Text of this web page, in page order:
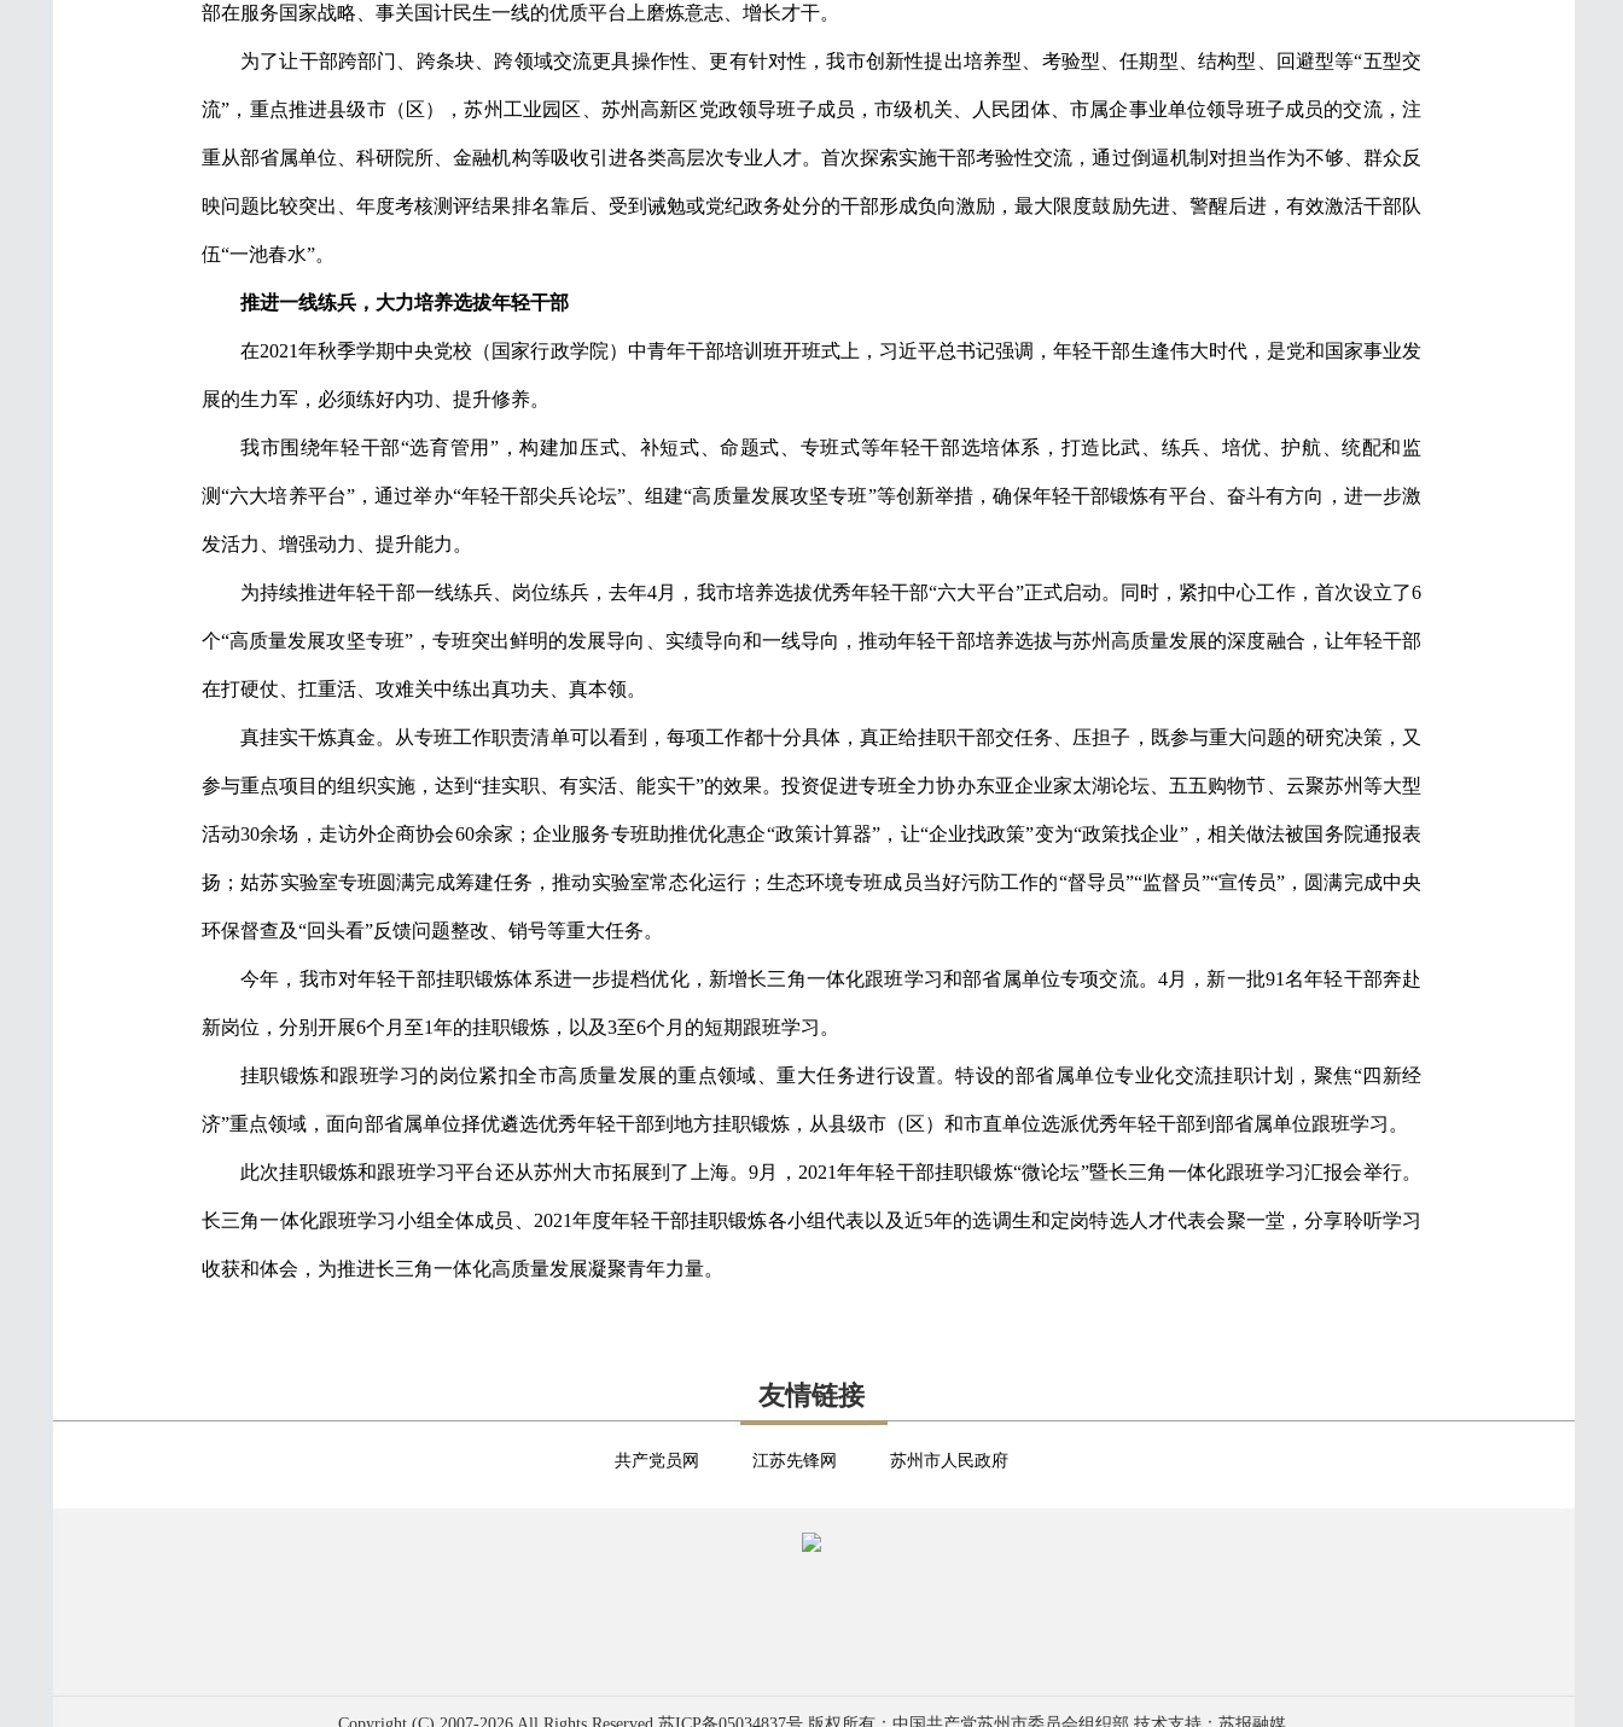
部在服务国家战略、事关国计民生一线的优质平台上磨炼意志、增长才干。
为了让干部跨部门、跨条块、跨领域交流更具操作性、更有针对性，我市创新性提出培养型、考验型、任期型、结构型、回避型等“五型交
流”，重点推进县级市（区），苏州工业园区、苏州高新区党政领导班子成员，市级机关、人民团体、市属企事业单位领导班子成员的交流，注
重从部省属单位、科研院所、金融机构等吸收引进各类高层次专业人才。首次探索实施干部考验性交流，通过倒逼机制对担当作为不够、群众反
映问题比较突出、年度考核测评结果排名靠后、受到诫勉或党纪政务处分的干部形成负向激励，最大限度鼓励先进、警醒后进，有效激活干部队
伍“一池春水”。
推进一线练兵，大力培养选拔年轻干部
在2021年秋季学期中央党校（国家行政学院）中青年干部培训班开班式上，习近平总书记强调，年轻干部生逢伟大时代，是党和国家事业发
展的生力军，必须练好内功、提升修养。
我市围绕年轻干部“选育管用”，构建加压式、补短式、命题式、专班式等年轻干部选培体系，打造比武、练兵、培优、护航、统配和监
测“六大培养平台”，通过举办“年轻干部尖兵论坛”、组建“高质量发展攻坚专班”等创新举措，确保年轻干部锻炼有平台、奋斗有方向，进一步激
发活力、增强动力、提升能力。
为持续推进年轻干部一线练兵、岗位练兵，去年4月，我市培养选拔优秀年轻干部“六大平台”正式启动。同时，紧扣中心工作，首次设立了6
个“高质量发展攻坚专班”，专班突出鲜明的发展导向、实绩导向和一线导向，推动年轻干部培养选拔与苏州高质量发展的深度融合，让年轻干部
在打硬仗、扛重活、攻难关中练出真功夫、真本领。
真挂实干炼真金。从专班工作职责清单可以看到，每项工作都十分具体，真正给挂职干部交任务、压担子，既参与重大问题的研究决策，又
参与重点项目的组织实施，达到“挂实职、有实活、能实干”的效果。投资促进专班全力协办东亚企业家太湖论坛、五五购物节、云聚苏州等大型
活动30余场，走访外企商协会60余家；企业服务专班助推优化惠企“政策计算器”，让“企业找政策”变为“政策找企业”，相关做法被国务院通报表
扬；姑苏实验室专班圆满完成筹建任务，推动实验室常态化运行；生态环境专班成员当好污防工作的“督导员”“监督员”“宣传员”，圆满完成中央
环保督查及“回头看”反馈问题整改、销号等重大任务。
今年，我市对年轻干部挂职锻炼体系进一步提档优化，新增长三角一体化跟班学习和部省属单位专项交流。4月，新一批91名年轻干部奔赴
新岗位，分别开展6个月至1年的挂职锻炼，以及3至6个月的短期跟班学习。
挂职锻炼和跟班学习的岗位紧扣全市高质量发展的重点领域、重大任务进行设置。特设的部省属单位专业化交流挂职计划，聚焦“四新经
济”重点领域，面向部省属单位择优遴选优秀年轻干部到地方挂职锻炼，从县级市（区）和市直单位选派优秀年轻干部到部省属单位跟班学习。
此次挂职锻炼和跟班学习平台还从苏州大市拓展到了上海。9月，2021年年轻干部挂职锻炼“微论坛”暨长三角一体化跟班学习汇报会举行。
长三角一体化跟班学习小组全体成员、2021年度年轻干部挂职锻炼各小组代表以及近5年的选调生和定岗特选人才代表会聚一堂，分享聆听学习
收获和体会，为推进长三角一体化高质量发展凝聚青年力量。
友情链接
共产党员网 江苏先锋网 苏州市人民政府